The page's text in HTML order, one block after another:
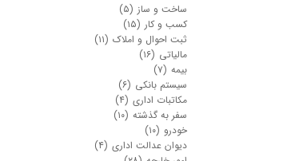
ساخت و ساز (۵)
کسب و کار (۱۵)
ثبت احوال و املاک (۱۱)
مالیاتی (۱۶)
بیمه (۷)
سیستم بانکی (۶)
مکاتبات اداری (۴)
سفر به گذشته (۱۰)
خودرو (۱۰)
دیوان عدالت اداری (۴)